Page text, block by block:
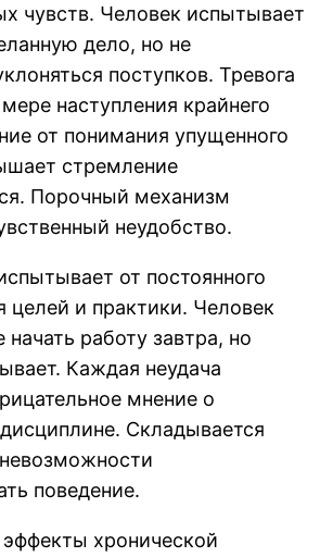
чувств. Человек испытывает
дело, но не
поступков. Тревога
наступления крайнего
от понимания упущенного
стремление
Порочный механизм
неудобство.
от постоянного
целей и практики. Человек
работу завтра, но
Каждая неудача
мнение о
Складывается
поведение.
хронической